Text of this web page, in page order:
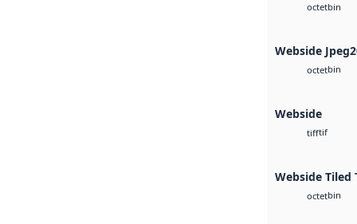
octetbin
Webside
octetbin
Webside
tifftif
Webside Tiled
octetbin